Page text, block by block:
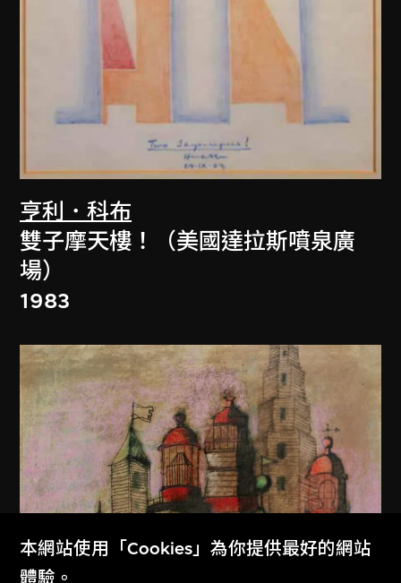
亨利．科布
雙子摩天樓！（美國達拉斯噴泉廣
場）
1983
本網站使用「Cookies」為你提供最好的網站
體驗。